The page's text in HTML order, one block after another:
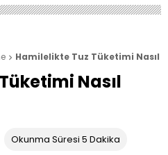
 Hamilelikte Tuz Tüketimi Nasıl
Nasıl
Okunma Süresi 5 Dakika